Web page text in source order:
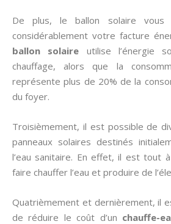
De plus, le ballon solaire vous
considérablement votre facture
ballon solaire utilise l’énergie
chauffage, alors que la
représente plus de 20% de la
du foyer.
Troisièmement, il est possible de
panneaux solaires destinés
l’eau sanitaire. En effet, il est tout
faire chauffer l’eau et produire de
Quatrièmement et dernièrement, il
de réduire le coût d’un chauffe-